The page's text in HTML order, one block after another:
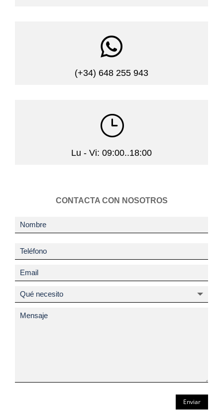

(+34) 648 255 943
}
Lu - Vi: 09:00..18:00
CONTACTA CON NOSOTROS
Enviar